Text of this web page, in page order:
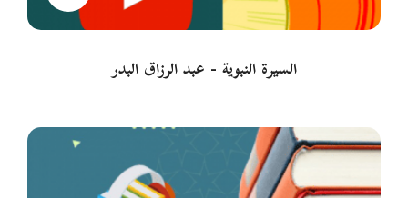
السيرة النبوية - عبد الرزاق البدر